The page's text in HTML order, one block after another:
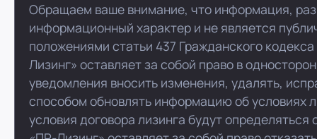
Обращаем ваше внимание, что информация,
информационный характер и не является
положениями статьи 437 Гражданского
Лизинг» оставляет за собой право в
уведомления вносить изменения, удалять,
способом обновлять информацию об условиях
условия договора лизинга будут